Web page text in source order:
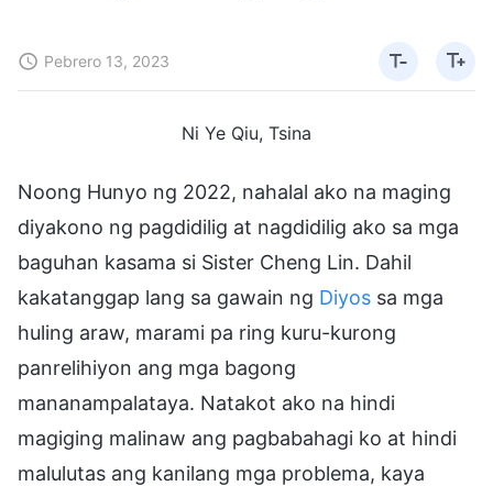
Pebrero 13, 2023
Ni Ye Qiu, Tsina
Noong Hunyo ng 2022, nahalal ako na maging
diyakono ng pagdidilig at nagdidilig ako sa mga
baguhan kasama si Sister Cheng Lin. Dahil
kakatanggap lang sa gawain ng Diyos sa mga
huling araw, marami pa ring kuru-kurong
panrelihiyon ang mga bagong
mananampalataya. Natakot ako na hindi
magiging malinaw ang pagbabahagi ko at hindi
malulutas ang kanilang mga problema, kaya